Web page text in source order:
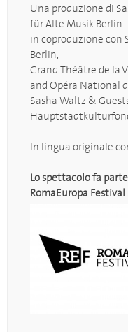
Una produzione di
für Alte Musik Berlin
in coproduzione con
Berlin,
Grand Théâtre de la
and Opéra National
Sasha Waltz &
In lingua originale
Lo spettacolo fa
RomaEuropa Festival